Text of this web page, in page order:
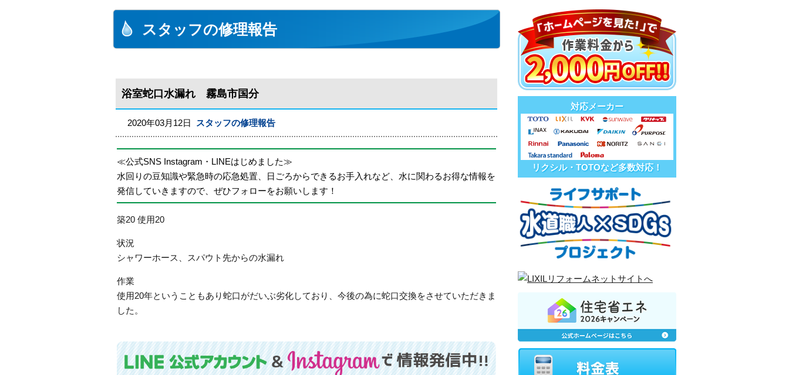
スタッフの修理報告
浴室蛇口水漏れ 霧島市国分
2020年03月12日 スタッフの修理報告
≪公式SNS Instagram・LINEはじめました≫
水回りの豆知識や緊急時の応急処置、日ごろからできるお手入れなど、水に関わるお得な情報を
発信していきますので、ぜひフォローをお願いします！
築20 使用20
状況
シャワーホース、スパウト先からの水漏れ
作業
使用20年ということもあり蛇口がだいぶ劣化しており、今後の為に蛇口交換をさせていただきま
した。
対応メーカー
リクシル・TOTOなど多数対応！